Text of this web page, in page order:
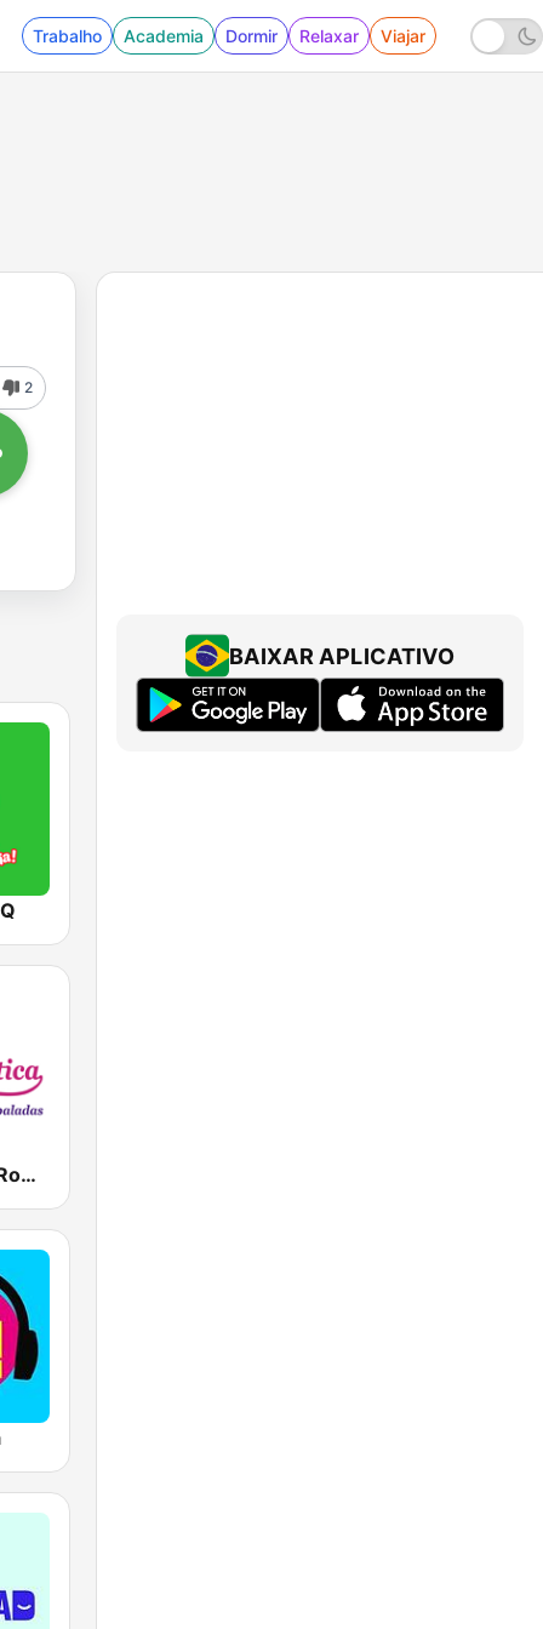
Trabalho Academia Dormir Relaxar Viajar
2
Radio Ritmo Romántica
BAIXAR APLICATIVO